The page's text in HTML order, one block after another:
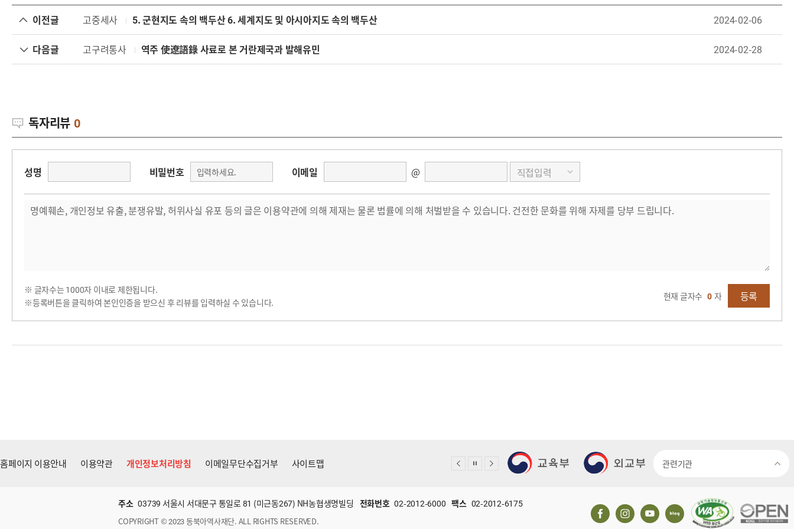
이전글 고중세사 5. 군현지도 속의 백두산 6. 세계지도 및 아시아지도 속의 백두산 2024-02-06
다음글 고구려통사 역주 使遼語錄 사료로 본 거란제국과 발해유민 2024-02-28
독자리뷰 0
성명 비밀번호 이메일 @
※ 글자수는 1000자 이내로 제한됩니다.
※등록버튼을 클릭하여 본인인증을 받으신 후 리뷰를 입력하실 수 있습니다.
현재 글자수 0 자 등록
홈페이지 이용안내 이용약관 개인정보처리방침 이메일무단수집거부 사이트맵 관련기관
주소 03739 서울시 서대문구 통일로 81 (미근동267) NH농협생명빌딩 전화번호 02-2012-6000 팩스 02-2012-6175
COPYRIGHT © 2023 동북아역사재단. ALL RIGHTS RESERVED.